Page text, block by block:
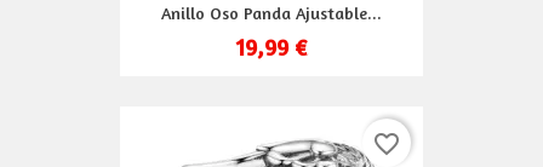
Anillo Oso Panda Ajustable...
19,99 €
favorite_border